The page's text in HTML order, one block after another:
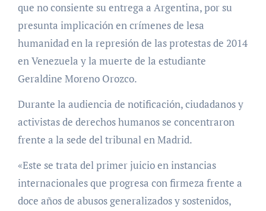
que no consiente su entrega a Argentina, por su
presunta implicación en crímenes de lesa
humanidad en la represión de las protestas de 2014
en Venezuela y la muerte de la estudiante
Geraldine Moreno Orozco.
Durante la audiencia de notificación, ciudadanos y
activistas de derechos humanos se concentraron
frente a la sede del tribunal en Madrid.
«Este se trata del primer juicio en instancias
internacionales que progresa con firmeza frente a
doce años de abusos generalizados y sostenidos,